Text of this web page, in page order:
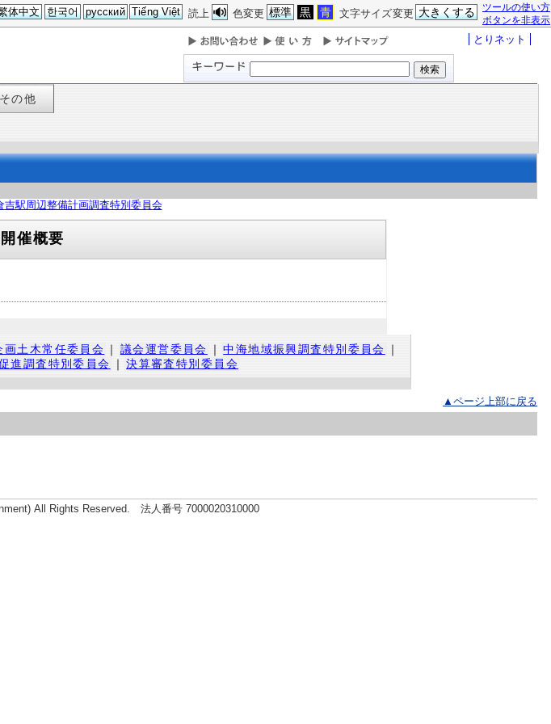
ツールの使い方
ボタンを非表示
文字サイズ変更 大きくする
色変更 標準 黒 青
読上
体中文 한국어 русский Tiếng Việt
とりネット
の他
吉駅周辺整備計画調査特別委員会
催概要
画土木常任委員会 ｜ 議会運営委員会 ｜ 中海地域振興調査特別委員会
｜
進調査特別委員会 ｜ 決算審査特別委員会
▲ページ上部に戻る
All Rights Reserved. 法人番号 7000020310000